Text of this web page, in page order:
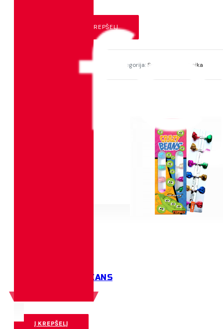
Į KREPŠELĮ
TXF720 Produkto Kategorija:Smulki pirotechnika
TXP943 CRAZY BEANS
Į KREPŠELĮ